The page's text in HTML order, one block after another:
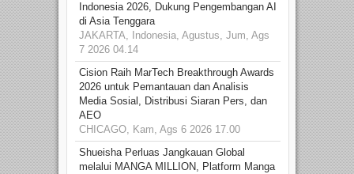
Indonesia 2026, Dukung Pengembangan AI
di Asia Tenggara
JAKARTA, Indonesia, Agustus, Jum, Ags
7 2026 04.14
Cision Raih MarTech Breakthrough Awards
2026 untuk Pemantauan dan Analisis
Media Sosial, Distribusi Siaran Pers, dan
AEO
CHICAGO, Kam, Ags 6 2026 17.00
Shueisha Perluas Jangkauan Global
melalui MANGA MILLION, Platform Manga